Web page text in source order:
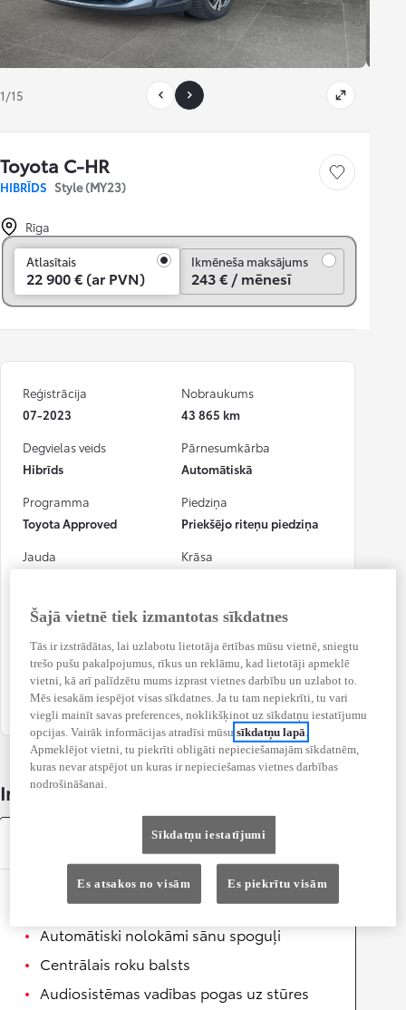
1/15
Toyota C-HR
HIBRĪDS Style (MY23)
Saglabāt
Rīga
Atlasītais
22 900 € (ar PVN)
Ikmēneša maksājums
243 € / mēnesī
Reģistrācija
07-2023
Nobraukums
43 865 km
Degvielas veids
Hibrīds
Pārnesumkārba
Automātiskā
Programma
Toyota Approved
Piedziņa
Priekšējo riteņu piedziņa
Jauda
Krāsa
Numura zīme
CO₂ (kombinētais)
Nākamās pārbaudes
datums
2027.07.25.
Informācija par automobili
Ērtības
Automātiski nolokāmi sānu spoguļi
Centrālais roku balsts
Audiosistēmas vadības pogas uz stūres
Šajā vietnē tiek izmantotas sīkdatnes
Tās ir izstrādātas, lai uzlabotu lietotāja ērtības mūsu vietnē, sniegtu
trešo pušu pakalpojumus, rīkus un reklāmu, kad lietotāji apmeklē
vietni, kā arī palīdzētu mums izprast vietnes darbību un uzlabot to.
Mēs iesakām iespējot visas sīkdatnes. Ja tu tam nepiekrīti, tu vari
viegli mainīt savas preferences, noklikšķinot uz sīkdatņu iestatījumu
opcijas. Vairāk informācijas atradīsi mūsusīkdatņu lapā
Apmeklējot vietni, tu piekrīti obligāti nepieciešamajām sīkdatnēm,
kuras nevar atspējot un kuras ir nepieciešamas vietnes darbības
nodrošināšanai.
Sīkdatņu iestatījumi
Es atsakos no visām Es piekrītu visām